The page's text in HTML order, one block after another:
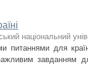
національний
питаннями для
завданням